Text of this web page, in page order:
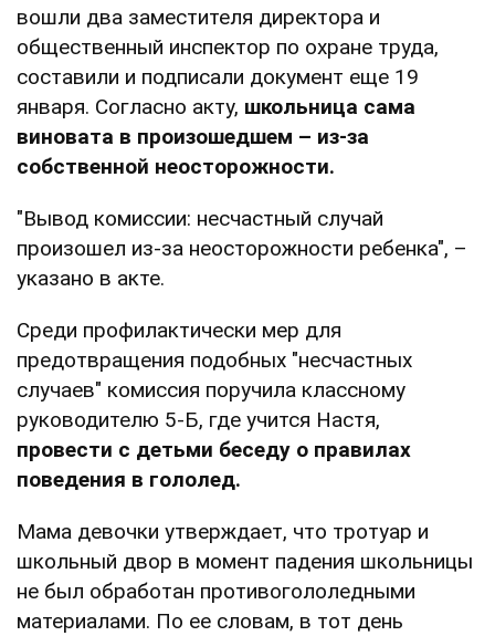
вошли два заместителя директора и
общественный инспектор по охране труда,
составили и подписали документ еще 19
января. Согласно акту, школьница сама
виновата в произошедшем – из-за
собственной неосторожности.
"Вывод комиссии: несчастный случай
произошел из-за неосторожности ребенка", –
указано в акте.
Среди профилактически мер для
предотвращения подобных "несчастных
случаев" комиссия поручила классному
руководителю 5-Б, где учится Настя,
провести с детьми беседу о правилах
поведения в гололед.
Мама девочки утверждает, что тротуар и
школьный двор в момент падения школьницы
не был обработан противогололедными
материалами. По ее словам, в тот день